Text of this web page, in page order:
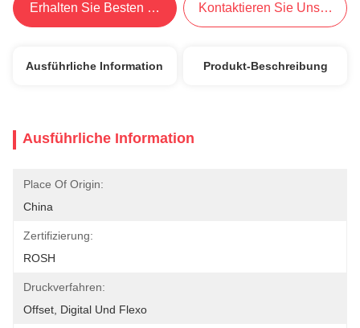
Erhalten Sie Besten Preis Kontaktieren Sie Uns Jetzt
Ausführliche Information Produkt-Beschreibung
Ausführliche Information
Place Of Origin:
China
Zertifizierung:
ROSH
Druckverfahren:
Offset, Digital Und Flexo